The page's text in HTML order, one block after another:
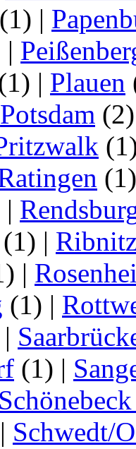
(1) |
|
| Plauen
Potsdam
|
(1) |
|
(1) |
|
(1) |
| Schwedt/